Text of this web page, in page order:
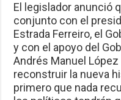
El legislador anunció
conjunto con el
Estrada Ferreiro, el
y con el apoyo del
Andrés Manuel
reconstruir la nueva
primero que nada